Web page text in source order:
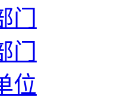
门
门
位